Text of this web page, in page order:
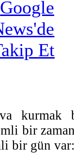
bir
bir gün